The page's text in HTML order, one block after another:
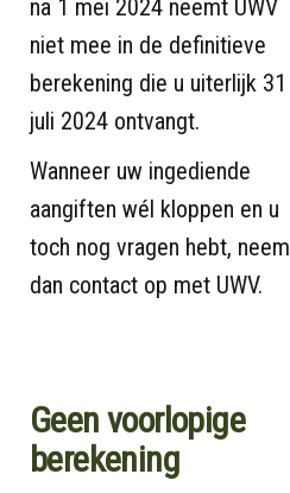
na 1 mei 2024 neemt UWV
niet mee in de definitieve
berekening die u uiterlijk 31
juli 2024 ontvangt.
Wanneer uw ingediende
aangiften wél kloppen en u
toch nog vragen hebt, neem
dan contact op met UWV.
Geen voorlopige
berekening